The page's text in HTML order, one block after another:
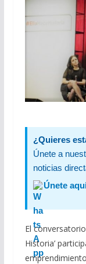
¿Quieres
Únete a
noticias
Únete
El
Historia’